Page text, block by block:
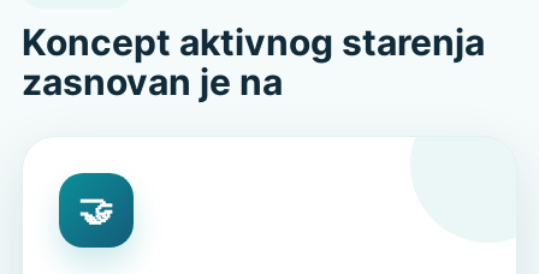
Koncept aktivnog starenja
zasnovan je na
🤝